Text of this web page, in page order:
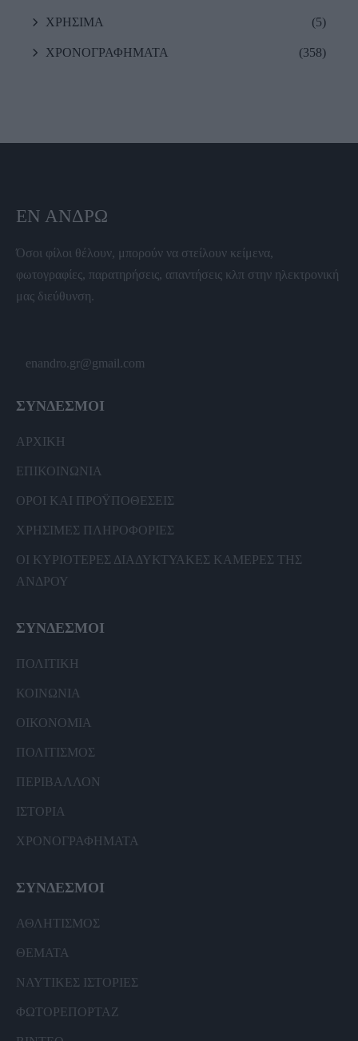
ΧΡΗΣΙΜΑ (5)
ΧΡΟΝΟΓΡΑΦΗΜΑΤΑ (358)
ΕΝ ΆΝΔΡΩ
Όσοι φίλοι θέλουν, μπορούν να στείλουν κείμενα,
φωτογραφίες, παρατηρήσεις, απαντήσεις κλπ στην ηλεκτρονική
μας διεύθυνση.
enandro.gr@gmail.com
ΣΥΝΔΕΣΜΟΙ
ΑΡΧΙΚΗ
ΕΠΙΚΟΙΝΩΝΙΑ
ΟΡΟΙ ΚΑΙ ΠΡΟΫΠΟΘΕΣΕΙΣ
ΧΡΗΣΙΜΕΣ ΠΛΗΡΟΦΟΡΙΕΣ
ΟΙ ΚΥΡΙΟΤΕΡΕΣ ΔΙΑΔΥΚΤΥΑΚΕΣ ΚΑΜΕΡΕΣ ΤΗΣ
ΑΝΔΡΟΥ
ΣΥΝΔΕΣΜΟΙ
ΠΟΛΙΤΙΚΗ
ΚΟΙΝΩΝΙΑ
ΟΙΚΟΝΟΜΙΑ
ΠΟΛΙΤΙΣΜΟΣ
ΠΕΡΙΒΑΛΛΟΝ
ΙΣΤΟΡΙΑ
ΧΡΟΝΟΓΡΑΦΗΜΑΤΑ
ΣΥΝΔΕΣΜΟΙ
ΑΘΛΗΤΙΣΜΟΣ
ΘΕΜΑΤΑ
ΝΑΥΤΙΚΕΣ ΙΣΤΟΡΙΕΣ
ΦΩΤΟΡΕΠΟΡΤΑΖ